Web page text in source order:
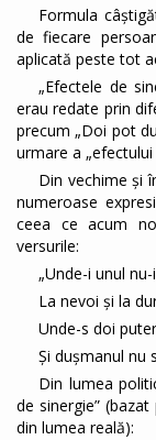
Formula
de fiecare
aplicată peste tot
„Efectele de
erau redate prin
precum „Doi pot
urmare a „efectului
Din vechime și
numeroase
ceea ce acum
versurile:
„Unde-i unul
La nevoi și la
Unde-s doi
Și dușmanul nu
Din lumea
de sinergie”
din lumea reală):